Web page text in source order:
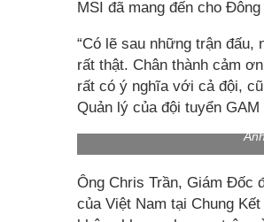
MSI đã mang đến cho
“Có lẽ sau những trận
rất thật. Chân thành cảm
rất có ý nghĩa với cả đội,
Quản lý của đội tuyển GAM
Ông Chris Trần, Giám Đốc
của Việt Nam tại Chung